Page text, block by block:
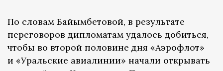
По словам Байымбетовой, в результате
переговоров дипломатам удалось добиться,
чтобы во второй половине дня «Аэрофлот»
и «Уральские авиалинии» начали открывать